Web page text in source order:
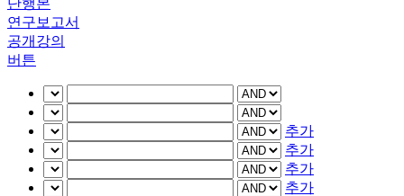
단행본
연구보고서
공개강의
버튼
추가
추가
추가
추가